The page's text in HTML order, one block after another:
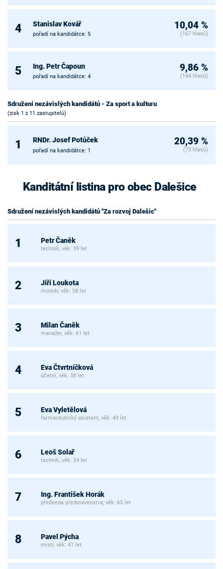
4 Stanislav Kovář
pořadí na kandidátce: 5
10,04 %
(167 hlasů)
5 Ing. Petr Čapoun
pořadí na kandidátce: 4
9,86 %
(164 hlasů)
Sdružení nezávislých kandidátů - Za sport a kulturu
(zisk 1 z 11 zastupitelů)
1 RNDr. Josef Potůček
pořadí na kandidátce: 1
20,39 %
(73 hlasů)
Kanditátní listina pro obec Dalešice
Sdružení nezávislých kandidátů "Za rozvoj Dalešic"
1 Petr Čaněk
technik, věk: 39 let
2 Jiří Loukota
montér, věk: 58 let
3 Milan Čaněk
manažer, věk: 61 let
4 Eva Čtvrtníčková
účetní, věk: 38 let
5 Eva Vyletělová
farmaceutický asistent, věk: 43 let
6 Leoš Solař
technik, věk: 34 let
7 Ing. František Horák
předseda představenstva, věk: 65 let
8 Pavel Pýcha
mistr, věk: 41 let